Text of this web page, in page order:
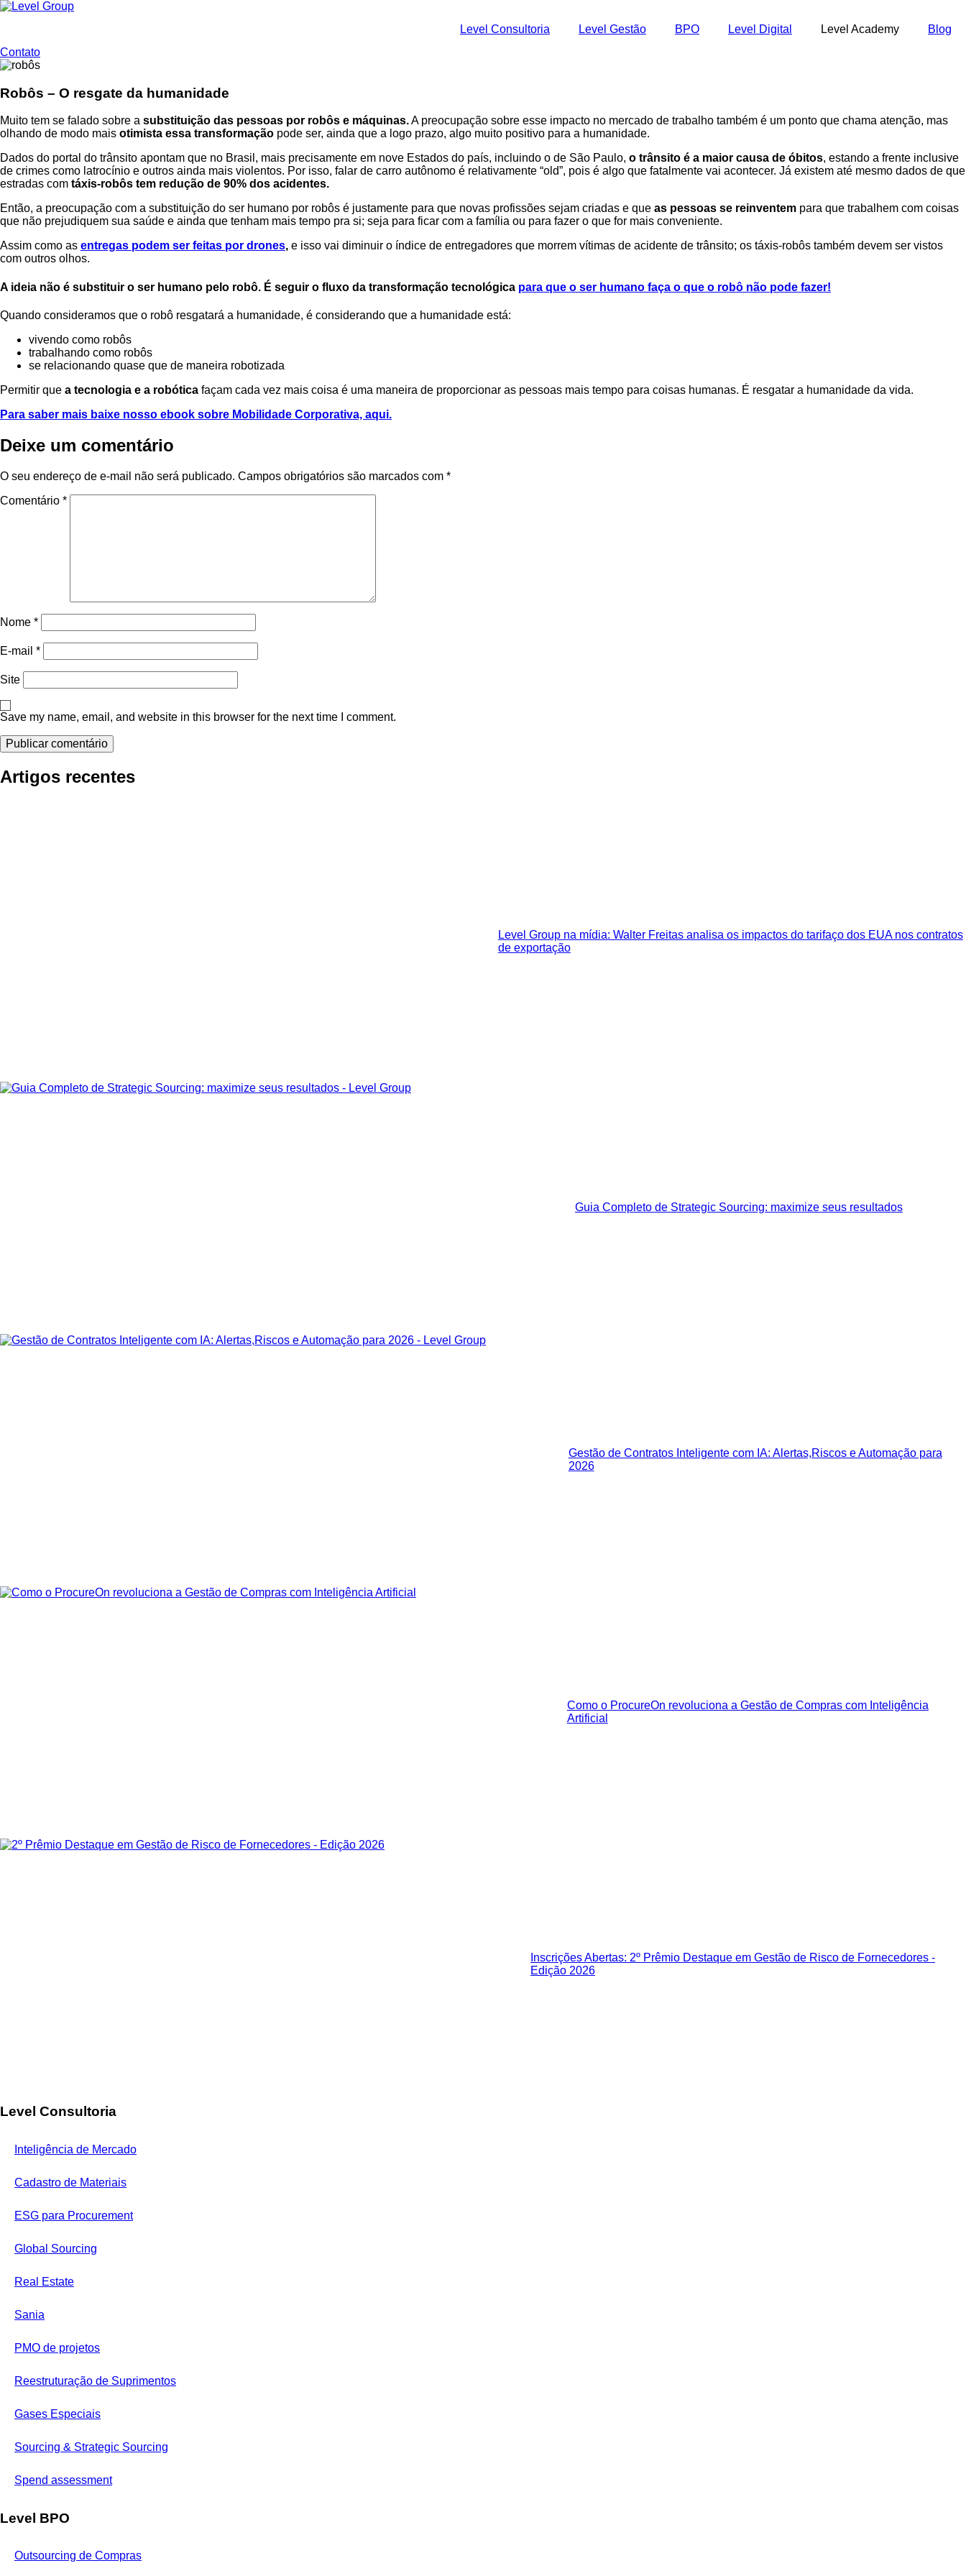
Ir
Level Consultoria Level Gestão BPO Level Digital Level Academy
Blog
Contato
Robôs – O resgate da humanidade
Muito tem se falado sobre a substituição das pessoas por robôs e máquinas.A preocupação sobre esse impacto no mercado de trabalho também é um ponto que chama atenção, mas
olhando de modo mais otimista essa transformação pode ser, ainda que a logo prazo, algo muito positivo para a humanidade.
Dados do portal do trânsito apontam que no Brasil, mais precisamente em nove Estados do país, incluindo o de São Paulo, o trânsito é a maior causa de óbitos, estando a frente inclusive
de crimes como latrocínio e outros ainda mais violentos. Por isso, falar de carro autônomo é relativamente “old”, pois é algo que fatalmente vai acontecer. Já existem até mesmo dados de que
estradas com táxis-robôs tem redução de 90% dos acidentes.
Então, a preocupação com a substituição do ser humano por robôs é justamente para que novas profissões sejam criadas e que as pessoas se reinventem para que trabalhem com coisas
que não prejudiquem sua saúde e ainda que tenham mais tempo pra si; seja para ficar com a família ou para fazer o que for mais conveniente.
Assim como as entregas podem ser feitas por drones, e isso vai diminuir o índice de entregadores que morrem vítimas de acidente de trânsito; os táxis-robôs também devem ser vistos
com outros olhos.
A ideia não é substituir o ser humano pelo robô. É seguir o fluxo da transformação tecnológica para que o ser humano faça o que o robô não pode fazer!
Quando consideramos que o robô resgatará a humanidade, é considerando que a humanidade está:
vivendo como robôs
trabalhando como robôs
se relacionando quase que de maneira robotizada
Permitir que a tecnologia e a robótica façam cada vez mais coisa é uma maneira de proporcionar as pessoas mais tempo para coisas humanas. É resgatar a humanidade da vida.
Para saber mais baixe nosso ebook sobre Mobilidade Corporativa, aqui.
Deixe um comentário
O seu endereço de e-mail não será publicado. Campos obrigatórios são marcados com *
Comentário *
Nome *
E-mail *
Site
Save my name, email, and website in this browser for the next time I comment.
Artigos recentes
Level Group na mídia: Walter Freitas analisa os impactos do tarifaço dos EUA nos contratos
de exportação
Guia Completo de Strategic Sourcing: maximize seus resultados
Gestão de Contratos Inteligente com IA: Alertas,Riscos e Automação para
2026
Como o ProcureOn revoluciona a Gestão de Compras com Inteligência
Artificial
Inscrições Abertas: 2º Prêmio Destaque em Gestão de Risco de Fornecedores -
Edição 2026
Level Consultoria
Inteligência de Mercado
Cadastro de Materiais
ESG para Procurement
Global Sourcing
Real Estate
Sania
PMO de projetos
Reestruturação de Suprimentos
Gases Especiais
Sourcing & Strategic Sourcing
Spend assessment
Level BPO
Outsourcing de Compras